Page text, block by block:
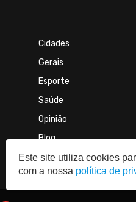
Cidades
Gerais
Esporte
Saúde
Opinião
Blog
Este site utiliza cookies
com a nossa política de